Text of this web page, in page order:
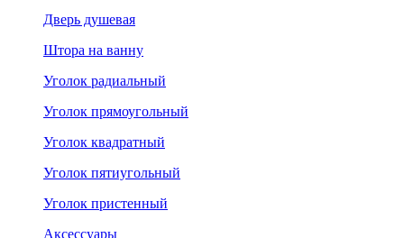
Дверь душевая
Штора на ванну
Уголок радиальный
Уголок прямоугольный
Уголок квадратный
Уголок пятиугольный
Уголок пристенный
Аксессуары